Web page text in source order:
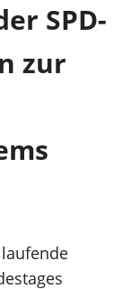
Kreis
SPD-
zur